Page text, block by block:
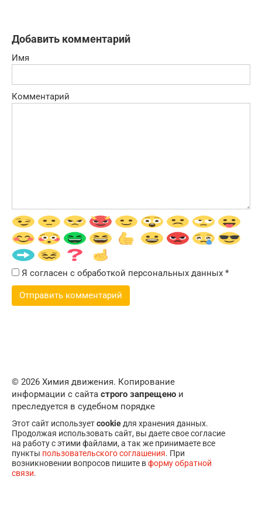
Добавить комментарий
Имя
Комментарий
Я согласен с обработкой персональных данных *
© 2026 Химия движения. Копирование
информации с сайта строго запрещено и
преследуется в судебном порядке
Этот сайт используетcookie для хранения данных.
Продолжая использовать сайт, вы даете свое согласие
на работу с этими файлами, а так же принимаете все
пункты пользовательского соглашения. При
возникновении вопросов пишите вформу обратной
связи.